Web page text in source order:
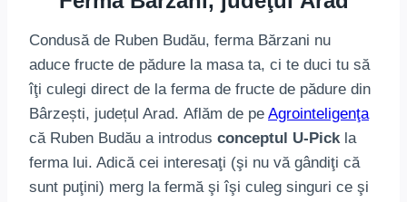
Condusă de Ruben Budău, ferma Bărzani nu
aduce fructe de pădure la masa ta, ci te duci tu să
îţi culegi direct de la ferma de fructe de pădure din
Bârzești, județul Arad. Aflăm de pe Agrointeligenţa
că Ruben Budău a introdus conceptul U-Pickla
ferma lui. Adică cei interesaţi (şi nu vă gândiţi că
sunt puţini) merg la fermă şi îşi culeg singuri ce şi